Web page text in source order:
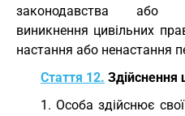
законодавства або
виникнення цивільних
настання або ненастання
Стаття 12. Здійснення
1. Особа здійснює